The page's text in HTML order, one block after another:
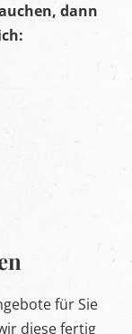
dann
für Sie
diese fertig